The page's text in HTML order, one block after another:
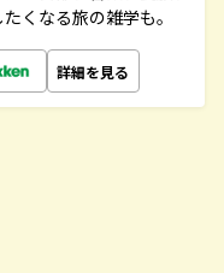
くなる旅の雑学も。
詳細を見る